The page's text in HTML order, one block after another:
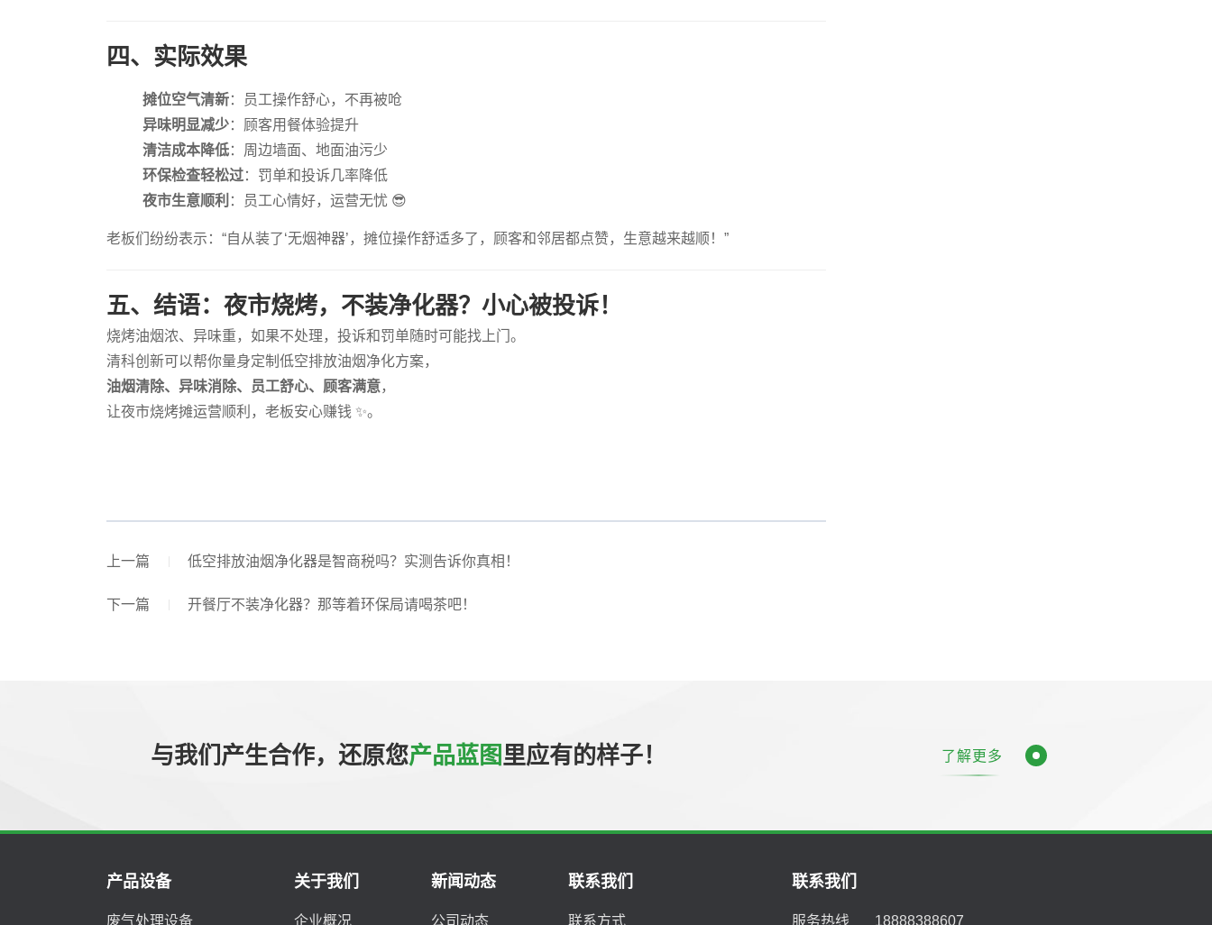
四、实际效果
摊位空气清新：员工操作舒心，不再被呛
异味明显减少：顾客用餐体验提升
清洁成本降低：周边墙面、地面油污少
环保检查轻松过：罚单和投诉几率降低
夜市生意顺利 ：员工心情好，运营无忧 😎
老板们纷纷表示：“自从装了‘无烟神器’，摊位操作舒适多了，顾客和邻居都点赞，生意越来越顺！”
五、结语：夜市烧烤，不装净化器？小心被投诉！
烧烤油烟浓、异味重，如果不处理，投诉和罚单随时可能找上门。
清科创新可以帮你量身定制低空排放油烟净化方案，
油烟清除、异味消除、员工舒心、顾客满意，
让夜市烧烤摊运营顺利，老板安心赚钱 ✨。
上一篇 低空排放油烟净化器是智商税吗？实测告诉你真相！
下一篇 开餐厅不装净化器？那等着环保局请喝茶吧！
与我们产生合作，还原您产品蓝图 里应有的样子！ 了解更多
产品设备
废气处理设备
关于我们
企业概况
新闻动态
公司动态
联系我们
联系方式
联系我们
服务热线 18888388607